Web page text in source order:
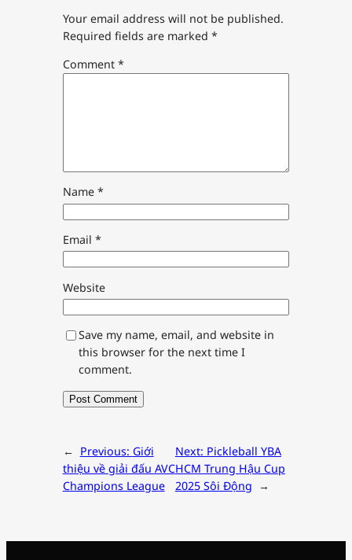
Your email address will not be published.
Required fields are marked *
Comment *
Name *
Email *
Website
Save my name, email, and website in
this browser for the next time I
comment.
← Previous: Giới
thiệu về giải đấu AVC
Champions League
Next: Pickleball YBA
HCM Trung Hậu Cup
2025 Sôi Động →